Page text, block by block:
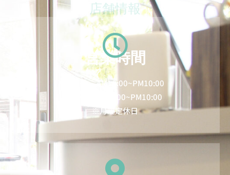
店舗情報
営業時間
火～金 AM10:00~PM10:00
土・日 AM9:00~PM10:00
※月曜定休日